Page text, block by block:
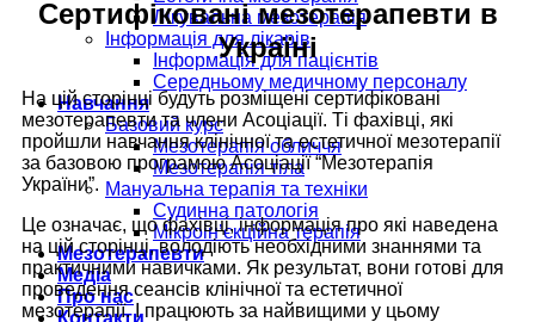
Лікувальна мезотерапія
Інформація для лікарів
Інформація для пацієнтів
Середньому медичному персоналу
Навчання
Базовий курс
Мезотерапія обличчя
Мезотерапія тіла
Мануальна терапія та техніки
Судинна патологія
Мікроін’єкційна терапія
Мезотерапевти
Медіа
Про нас
Контакти
Сертифіковані мезотерапевти в
Україні
На цій сторінці будуть розміщені сертифіковані
мезотерапевти та члени Асоціації. Ті фахівці, які
пройшли навчання клінічної та естетичної мезотерапії
за базовою програмою Асоціації “Мезотерапія
України”.
Це означає, що фахівці, інформація про які наведена
на цій сторінці, володіють необхідними знаннями та
практичними навичками. Як результат, вони готові для
проведення сеансів клінічної та естетичної
мезотерапії. І працюють за найвищими у цьому